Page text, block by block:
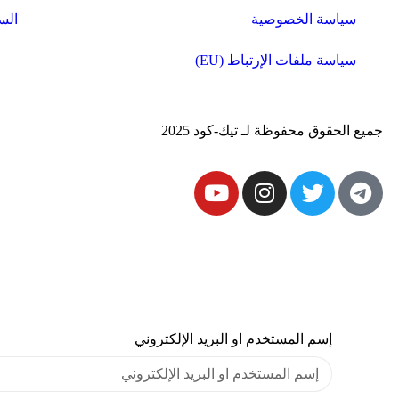
سياسة الخصوصية
سياسة ملفات الإرتباط (EU)
جميع الحقوق محفوظة لـ تيك-كود 2025
إسم المستخدم او البريد الإلكتروني